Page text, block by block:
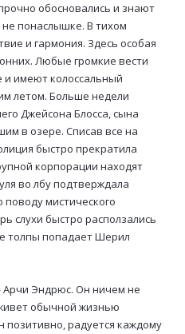
обосновались и знают
понаслышке. В тихом
и гармония. Здесь особая
Любые громкие вести
и имеют колоссальный
летом. Больше недели
Джейсона Блосса, сына
в озере. Списав все на
быстро прекратила
корпорации находят
во лбу подтверждала
мистического
слухи быстро расползались
толпы попадает Шерил
Арчи Эндрюс. Он ничем не
обычной жизнью
позитивно, радуется каждому